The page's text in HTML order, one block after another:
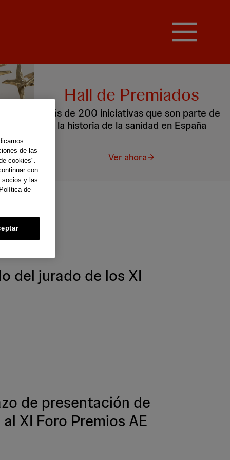
Hall de Premiados
Más de 200 iniciativas que son parte de
la historia de la sanidad en España
Ver ahora
del jurado de los XI
de presentación de
XI Foro Premios AE
de las
cookies".
con
socios y las
de